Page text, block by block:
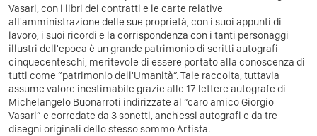
Vasari, con i libri dei contratti e le carte relative
all'amministrazione delle sue proprietà, con i suoi appunti di
lavoro, i suoi ricordi e la corrispondenza con i tanti personaggi
illustri dell'epoca è un grande patrimonio di scritti autografi
cinquecenteschi, meritevole di essere portato alla conoscenza di
tutti come “patrimonio dell'Umanità”. Tale raccolta, tuttavia
assume valore inestimabile grazie alle 17 lettere autografe di
Michelangelo Buonarroti indirizzate al “caro amico Giorgio
Vasari” e corredate da 3 sonetti, anch'essi autografi e da tre
disegni originali dello stesso sommo Artista.